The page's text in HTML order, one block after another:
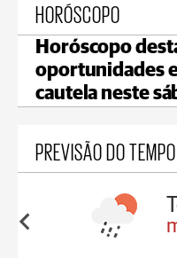
HORÓSCOPO
Horóscopo
oportunidades
cautela neste
PREVISÃO DO TEMPO
min 17°C